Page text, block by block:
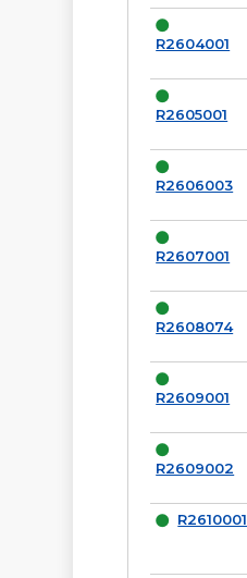
R2604001
R2605001
R2606003
R2607001
R2608074
R2609001
R2609002
R2610001